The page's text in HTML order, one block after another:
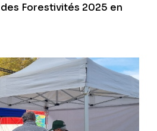
Forestivités 2025 en